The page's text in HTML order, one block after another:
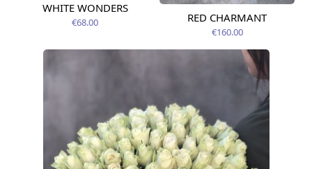
Pieejams šodien
WHITE WONDERS
€68.00 Pieejams šodien
RED CHARMANT
€160.00